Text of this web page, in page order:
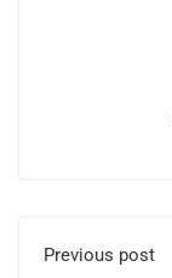
Previous post